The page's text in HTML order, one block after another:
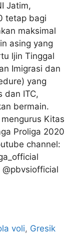
Jatim,
tetap bagi
maksimal
asing yang
ljin Tinggal
Imigrasi dan
yang
dan ITC,
bermain.
Kitas
Proliga 2020
channel:
@pbvsiofficial
voli, Gresik